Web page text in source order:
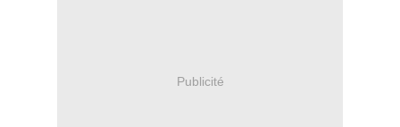
Publicité